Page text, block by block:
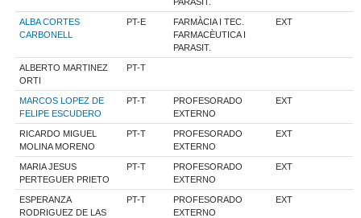
ALBA CORTES
CARBONELL
PT-E
FARMÀCIA I TEC.
FARMACÈUTICA I
PARASIT.
EXT
ALBERTO MARTINEZ
ORTI
PT-T
MARCOS LOPEZ DE
FELIPE ESCUDERO
PT-T
PROFESORADO
EXTERNO
EXT
RICARDO MIGUEL
MOLINA MORENO
PT-T
PROFESORADO
EXTERNO
EXT
MARIA JESUS
PERTEGUER PRIETO
PT-T
PROFESORADO
EXTERNO
EXT
ESPERANZA
RODRIGUEZ DE LAS
PT-T
PROFESORADO
EXTERNO
EXT